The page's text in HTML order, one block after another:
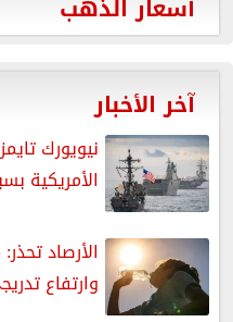
أسعار الذهب
آخر الأخبار
نيويورك
الأمريكية
الأرصاد
وارتفاع